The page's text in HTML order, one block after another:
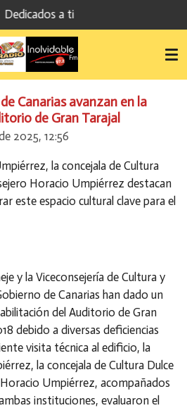
Dedicados a ti
Canarias avanzan en la
de Gran Tarajal
2025, 12:56
la concejala de Cultura
Horacio Umpiérrez destacan
este espacio cultural clave para el
y la Viceconsejería de Cultura y
de Canarias han dado un
del Auditorio de Gran
debido a diversas deficiencias
visita técnica al edificio, la
la concejala de Cultura Dulce
Umpiérrez, acompañados
instituciones, evaluaron el